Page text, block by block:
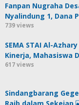
Fanpan Nugraha
Nyalindung 1, Dana
739 views
SEMA STAI Al-
Kinerja, Mahasiswa
617 views
Sindangbarang